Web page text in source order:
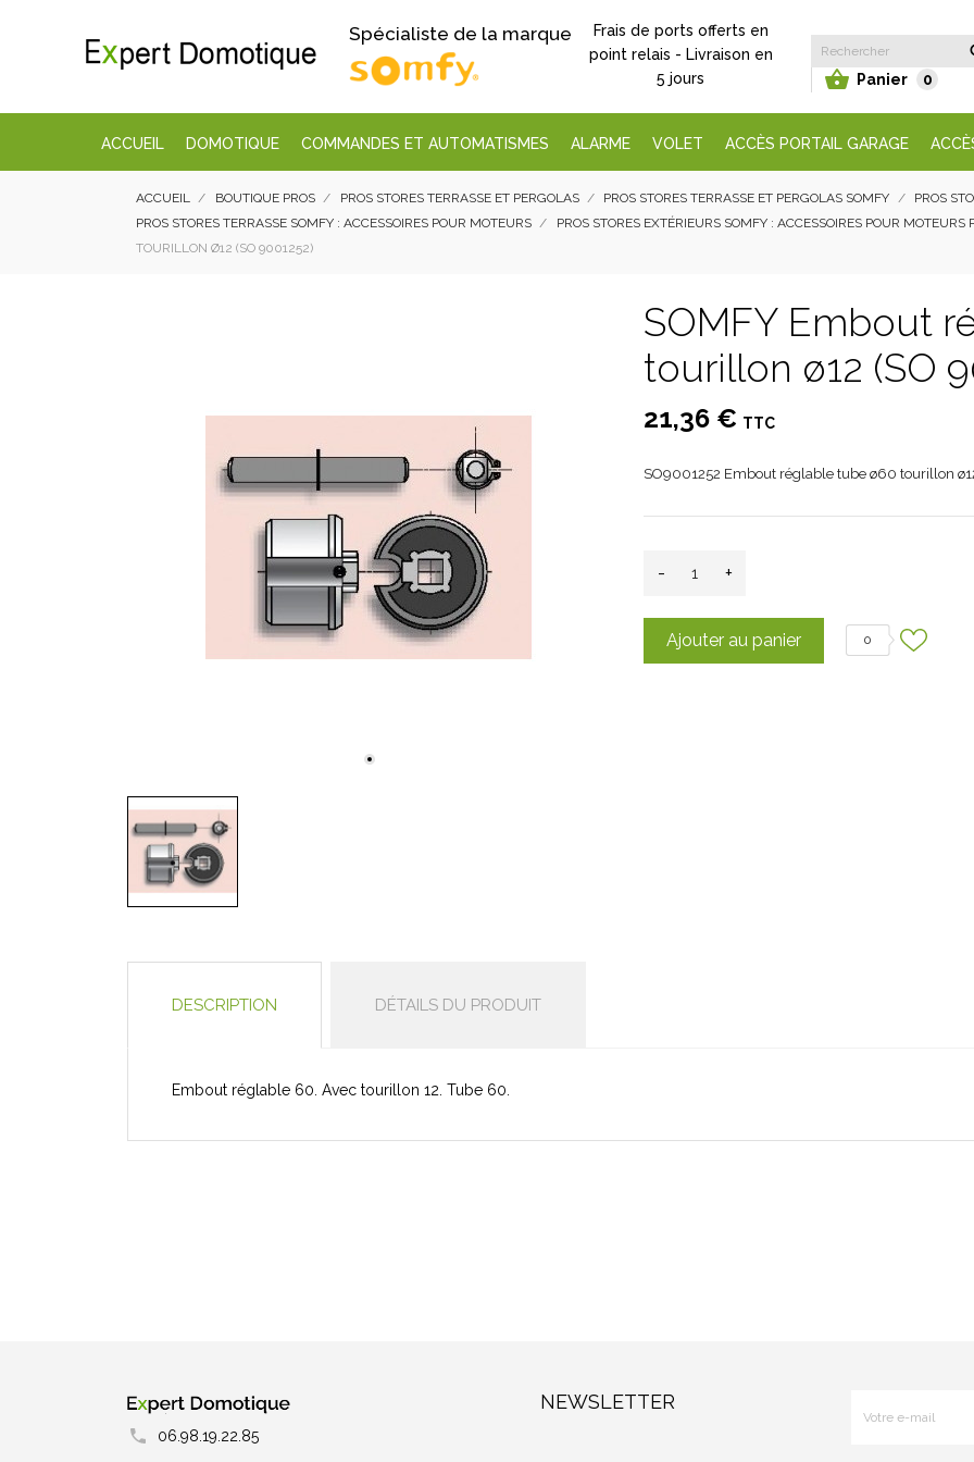
Spécialiste de la marque
Frais de ports offerts en
point relais - Livraison en
5 jours
 Panier 0
ACCUEIL DOMOTIQUE COMMANDES ET AUTOMATISMES ALARME VOLET ACCÈS PORTAIL GARAGE
ACCUEIL BOUTIQUE PROS PROS STORES TERRASSE ET PERGOLAS PROS STORES TERRASSE ET PERGOLAS SOMFY
PROS
PROS STORES TERRASSE SOMFY : ACCESSOIRES POUR MOTEURS
PROS STORES EXTÉRIEURS SOMFY : ACCESSOIRES POUR MOTEURS
TOURILLON Ø12 (SO 9001252)
SOMFY Embout
tourillon ø12 (SO
21,36 € TTC
SO9001252 Embout réglable tube ø60 tourillon
- +
Ajouter au panier 0
DESCRIPTION DÉTAILS DU PRODUIT
Embout réglable 60. Avec tourillon 12. Tube 60.
06.98.19.22.85
NEWSLETTER